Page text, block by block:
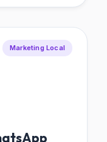
Marketing Local